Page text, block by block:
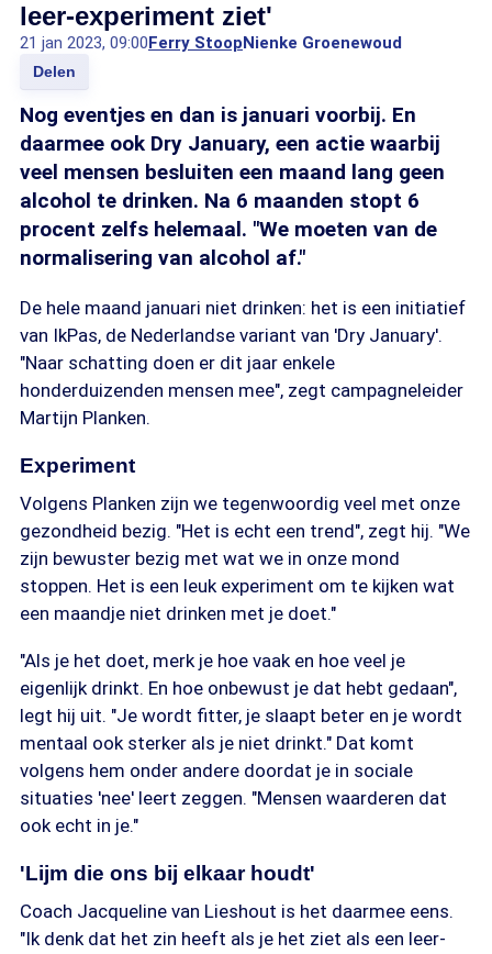
leer-experiment ziet'
21 jan 2023, 09:00Ferry StoopNienke Groenewoud
Delen
Nog eventjes en dan is januari voorbij. En
daarmee ook Dry January, een actie waarbij
veel mensen besluiten een maand lang geen
alcohol te drinken. Na 6 maanden stopt 6
procent zelfs helemaal. "We moeten van de
normalisering van alcohol af."
De hele maand januari niet drinken: het is een initiatief
van IkPas, de Nederlandse variant van 'Dry January'.
"Naar schatting doen er dit jaar enkele
honderduizenden mensen mee", zegt campagneleider
Martijn Planken.
Experiment
Volgens Planken zijn we tegenwoordig veel met onze
gezondheid bezig. "Het is echt een trend", zegt hij. "We
zijn bewuster bezig met wat we in onze mond
stoppen. Het is een leuk experiment om te kijken wat
een maandje niet drinken met je doet."
"Als je het doet, merk je hoe vaak en hoe veel je
eigenlijk drinkt. En hoe onbewust je dat hebt gedaan",
legt hij uit. "Je wordt fitter, je slaapt beter en je wordt
mentaal ook sterker als je niet drinkt." Dat komt
volgens hem onder andere doordat je in sociale
situaties 'nee' leert zeggen. "Mensen waarderen dat
ook echt in je."
'Lijm die ons bij elkaar houdt'
Coach Jacqueline van Lieshout is het daarmee eens.
"Ik denk dat het zin heeft als je het ziet als een leer-